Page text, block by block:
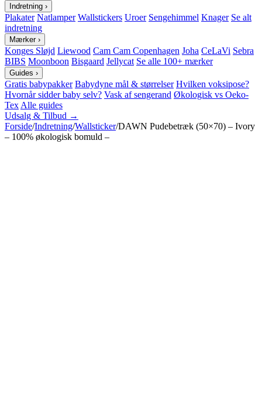
Indretning ›
Plakater Natlamper Wallstickers Uroer Sengehimmel Knager Se alt
indretning
Mærker ›
Konges Sløjd Liewood Cam Cam Copenhagen Joha CeLaVi Sebra
BIBS Moonboon Bisgaard Jellycat Se alle 100+ mærker
Guides ›
Gratis babypakker Babydyne mål & størrelser Hvilken voksipose?
Hvornår sidder baby selv? Vask af sengerand Økologisk vs Oeko-
Tex Alle guides
Udsalg & Tilbud →
Forside/Indretning/Wallsticker/DAWN Pudebetræk (50×70) – Ivory
– 100% økologisk bomuld –